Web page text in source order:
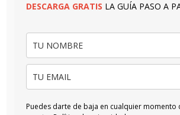
DESCARGA GRATIS LA GUÍA PASO A
Puedes darte de baja en cualquier momento